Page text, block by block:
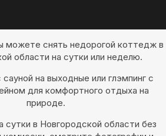
можете снять недорогой коттедж в
области на сутки или неделю.
на выходные или глэмпинг с
для комфортного отдыха на
природе.
сутки в Новгородской области без